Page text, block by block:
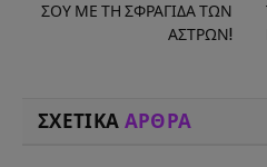
ΣΟΥ ΜΕ ΤΗ ΣΦΡΑΓΙΔΑ ΤΩΝ
ΑΣΤΡΩΝ!
ΣΧΕΤΙΚΑ ΑΡΘΡΑ